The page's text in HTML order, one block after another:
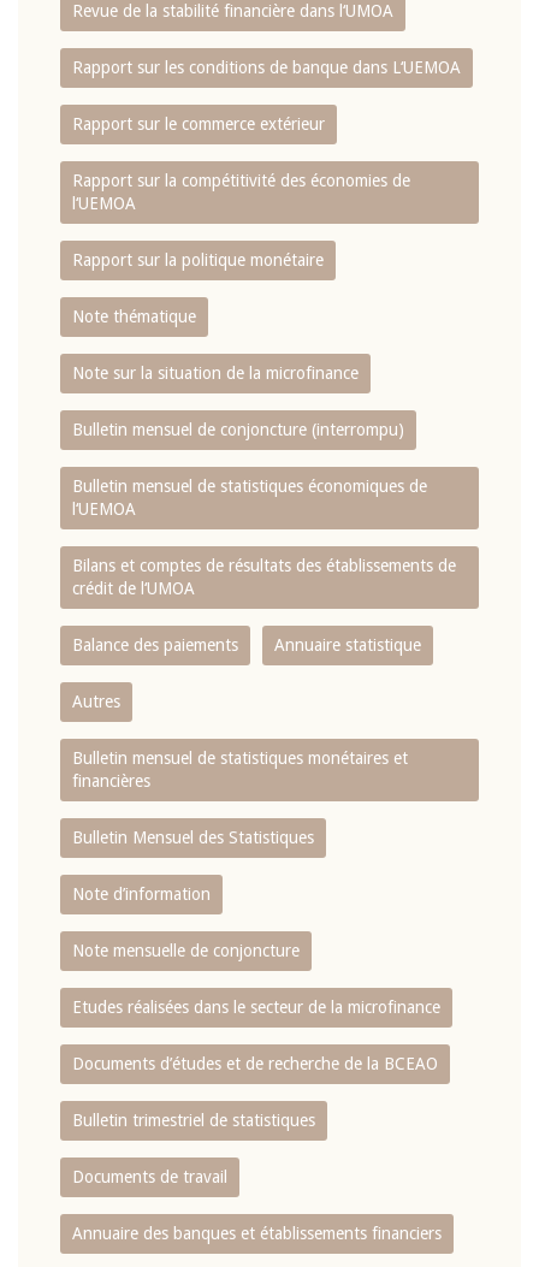
Revue de la stabilité financière dans l‘UMOA
Rapport sur les conditions de banque dans L‘UEMOA
Rapport sur le commerce extérieur
Rapport sur la compétitivité des économies de
l‘UEMOA
Rapport sur la politique monétaire
Note thématique
Note sur la situation de la microfinance
Bulletin mensuel de conjoncture (interrompu)
Bulletin mensuel de statistiques économiques de
l‘UEMOA
Bilans et comptes de résultats des établissements de
crédit de l‘UMOA
Balance des paiements Annuaire statistique
Autres
Bulletin mensuel de statistiques monétaires et
financières
Bulletin Mensuel des Statistiques
Note d’information
Note mensuelle de conjoncture
Etudes réalisées dans le secteur de la microfinance
Documents d’études et de recherche de la BCEAO
Bulletin trimestriel de statistiques
Documents de travail
Annuaire des banques et établissements financiers